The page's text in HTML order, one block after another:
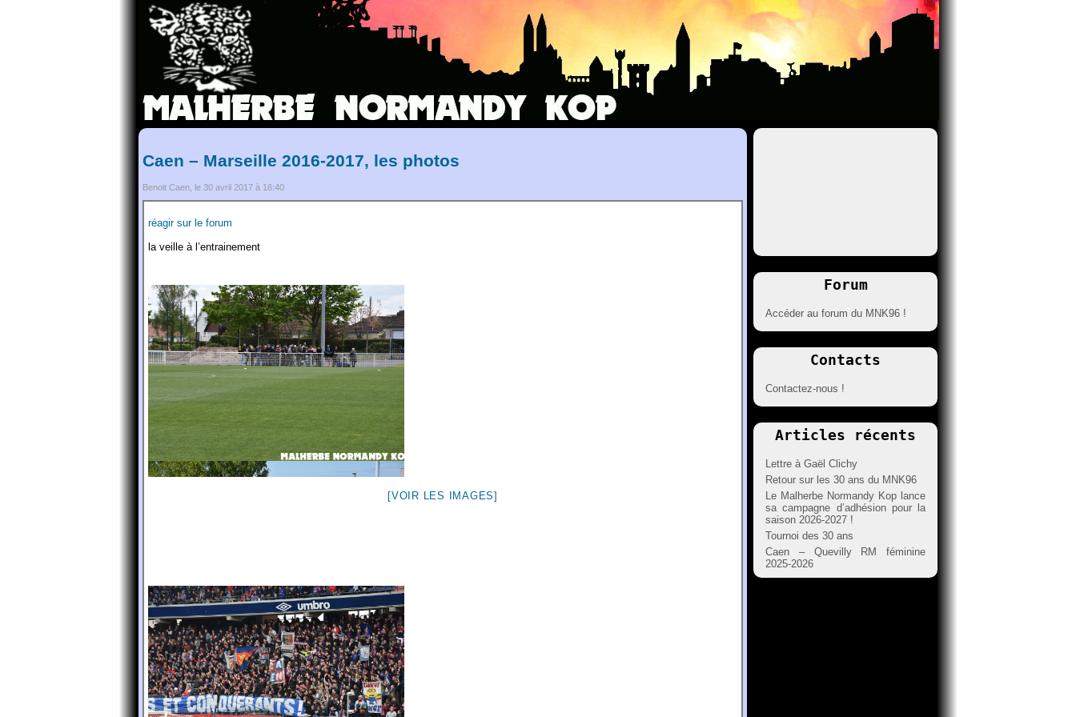
Caen – Marseille 2016-2017, les photos
Benoit Caen, le 30 avril 2017 à 16:40
réagir sur le forum
la veille à l’entrainement
[VOIR LES IMAGES]
Forum
Accéder au forum du MNK96 !
Contacts
Contactez-nous !
Articles récents
Lettre à Gaël Clichy
Retour sur les 30 ans du MNK96
Le Malherbe Normandy Kop lance
sa campagne d’adhésion pour la
saison 2026-2027 !
Tournoi des 30 ans
Caen – Quevilly RM féminine
2025-2026